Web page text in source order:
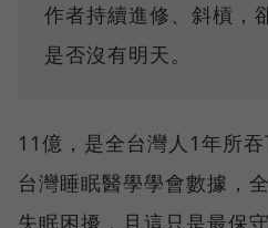
作者持續進修、斜槓，
是否沒有明天。
11億，是全台灣人1年所
台灣睡眠醫學學會數據，
失眠困擾，且這只是最保